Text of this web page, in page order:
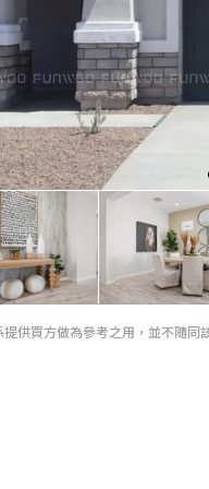
供買方做為參考之用，並不隨